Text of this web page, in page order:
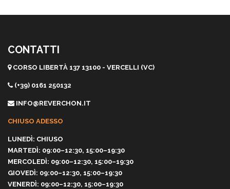
CONTATTI
CORSO LIBERTÀ 137 13100 - VERCELLI (VC)
(+39) 0161 250132
INFO@REVERCHON.IT
CHIUSO ADESSO
LUNEDÌ: CHIUSO
MARTEDÌ: 09:00–12:30, 15:00–19:30
MERCOLEDÌ: 09:00–12:30, 15:00–19:30
GIOVEDÌ: 09:00–12:30, 15:00–19:30
VENERDÌ: 09:00–12:30, 15:00–19:30